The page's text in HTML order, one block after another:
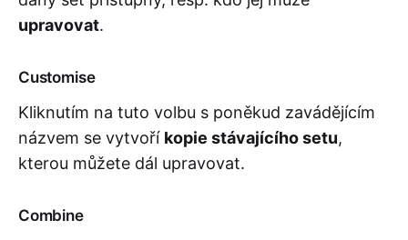
upravovat.
Customise
Kliknutím na tuto volbu s poněkud zavádějícím
názvem se vytvoří kopie stávajícího setu,
kterou můžete dál upravovat.
Combine